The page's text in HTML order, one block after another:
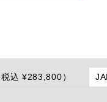
込 ¥283,800）